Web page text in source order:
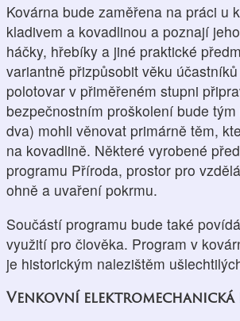
Kovárna bude zaměřena na práci u
kladivem a kovadlinou a poznají
háčky, hřebíky a jiné praktické
variantně přizpůsobit věku
polotovar v přiměřeném stupni
bezpečnostním proškolení bude
dva) mohli věnovat primárně těm,
na kovadlině. Některé vyrobené
programu Příroda, prostor pro
ohně a uvaření pokrmu.
Součástí programu bude také
využití pro člověka. Program v
je historickým nalezištěm
Venkovní